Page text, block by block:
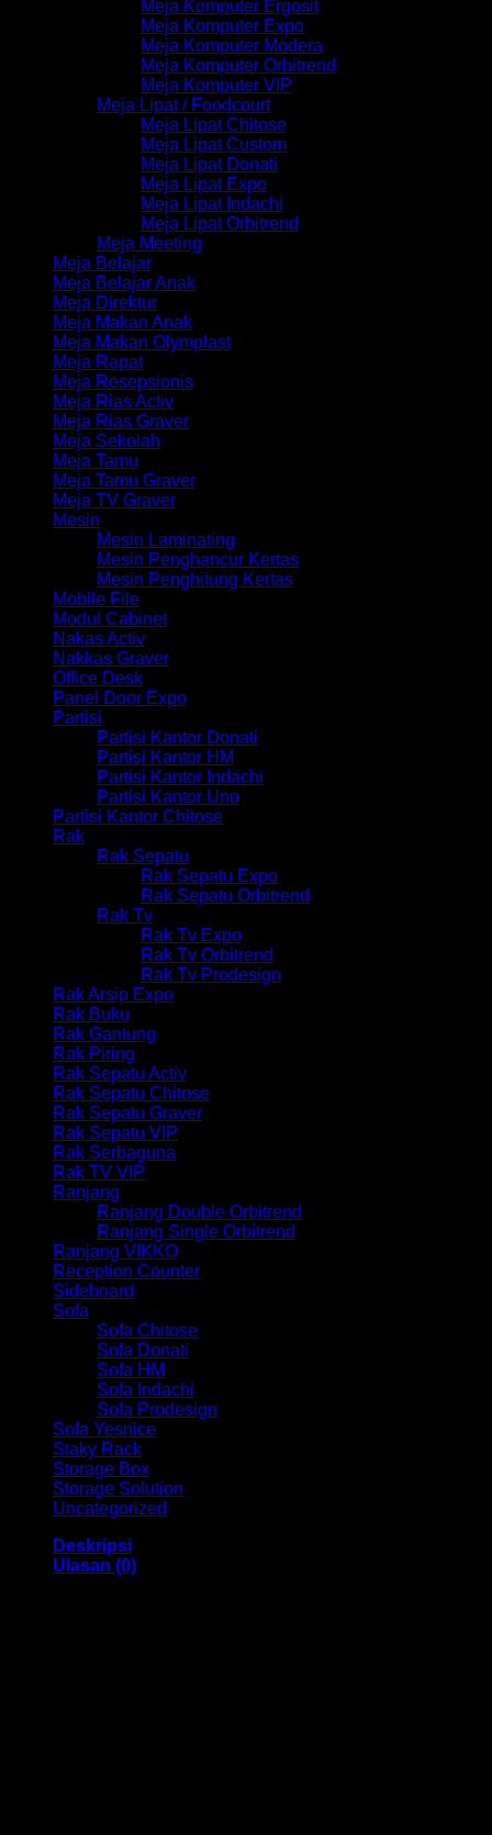
Meja Komputer Ergosit
Meja Komputer Expo
Meja Komputer Modera
Meja Komputer Orbitrend
Meja Komputer VIP
Meja Lipat / Foodcourt
Meja Lipat Chitose
Meja Lipat Custom
Meja Lipat Donati
Meja Lipat Expo
Meja Lipat Indachi
Meja Lipat Orbitrend
Meja Meeting
Meja Belajar
Meja Belajar Anak
Meja Direktur
Meja Makan Anak
Meja Makan Olymplast
Meja Rapat
Meja Resepsionis
Meja Rias Activ
Meja Rias Graver
Meja Sekolah
Meja Tamu
Meja Tamu Graver
Meja TV Graver
Mesin
Mesin Laminating
Mesin Penghancur Kertas
Mesin Penghitung Kertas
Mobile File
Modul Cabinet
Nakas Activ
Nakkas Graver
Office Desk
Panel Door Expo
Partisi
Partisi Kantor Donati
Partisi Kantor HM
Partisi Kantor Indachi
Partisi Kantor Uno
Partisi Kantor Chitose
Rak
Rak Sepatu
Rak Sepatu Expo
Rak Sepatu Orbitrend
Rak Tv
Rak Tv Expo
Rak Tv Orbitrend
Rak Tv Prodesign
Rak Arsip Expo
Rak Buku
Rak Gantung
Rak Piring
Rak Sepatu Activ
Rak Sepatu Chitose
Rak Sepatu Graver
Rak Sepatu VIP
Rak Serbaguna
Rak TV VIP
Ranjang
Ranjang Double Orbitrend
Ranjang Single Orbitrend
Ranjang VIKKO
Reception Counter
Sideboard
Sofa
Sofa Chitose
Sofa Donati
Sofa HM
Sofa Indachi
Sofa Prodesign
Sofa Yesnice
Staky Rack
Storage Box
Storage Solution
Uncategorized
Deskripsi
Ulasan (0)